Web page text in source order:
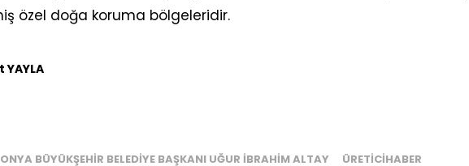
özel doğa koruma bölgeleridir.
BÜYÜKŞEHIR BELEDIYE BAŞKANI UĞUR İBRAHIM ALTAY ÜRETICIHABER